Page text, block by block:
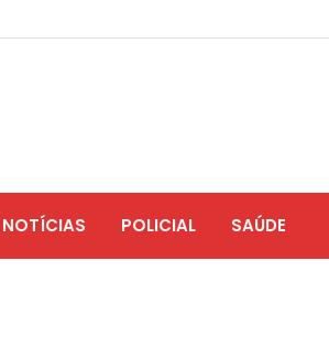
NOTÍCIAS POLICIAL SAÚDE